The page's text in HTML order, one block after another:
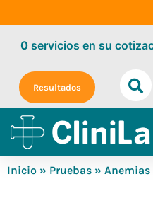
0servicios en su
Resultados
Inicio » Pruebas » Anemias